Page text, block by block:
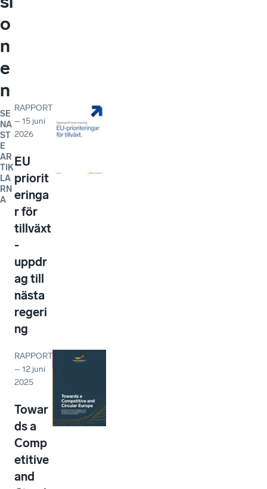
o
n
e
n
SE
NA
ST
E
AR
TIK
LA
RN
A
RAPPORT
–15 juni
2026
EU
priorit
eringa
r för
tillväxt
-
uppdr
ag till
nästa
regeri
ng
RAPPORT
–12 juni
2025
Towar
ds a
Comp
etitive
and